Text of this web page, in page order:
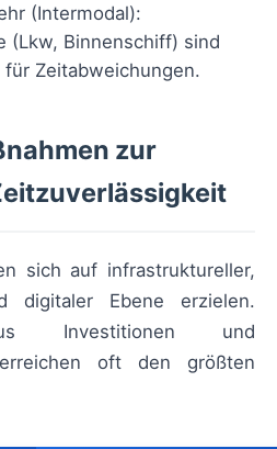
(Intermodal):
(Lkw, Binnenschiff) sind
Zeitabweichungen.
zur
sich auf infrastruktureller,
digitaler Ebene erzielen.
Investitionen und
erreichen oft den größten